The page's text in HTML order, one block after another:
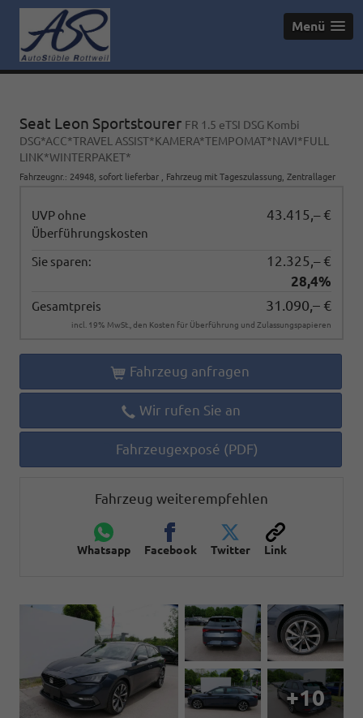
Menü
Seat Leon Sportstourer FR 1.5 eTSI DSG Kombi
DSG*ACC*TRAVEL ASSIST*KAMERA*TEMPOMAT*NAVI*FULL
LINK*WINTERPAKET*
Fahrzeugnr. : 24948 sofort lieferbar Fahrzeug mit Tageszulassung , Zentrallager
UVP ohne
Überführungskosten
43.415,– €
Sie sparen:
12.325,– €
28,4%
Gesamtpreis 31.090,– €
incl. 19% MwSt., den Kosten für Überführung und Zulassungspapieren
Fahrzeug anfragen
Wir rufen Sie an
Fahrzeugexposé (PDF)
Fahrzeug weiterempfehlen
Whatsapp Facebook Twitter Link
+10